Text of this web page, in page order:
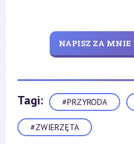
NAPISZ ZA MNIE
Tagi: #PRZYRODA
#ZWIERZĘTA